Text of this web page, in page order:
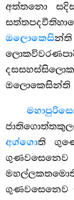
අත්තනො
ඔලොකෙසි
ඔලොකෙසින්ති
අග්ගොති
ගුණවසෙනෙව